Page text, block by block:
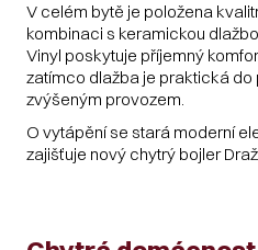
V celém bytě je položena
kombinaci s keramickou
Vinyl poskytuje příjemný
zatímco dlažba je praktická do
zvýšeným provozem.
O vytápění se stará moderní
zajišťuje nový chytrý bojler